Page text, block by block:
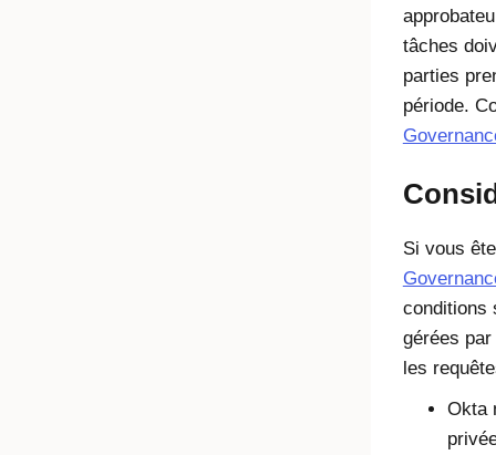
tâches
parties
période.
Si vous
conditions
gérées
les
Okta